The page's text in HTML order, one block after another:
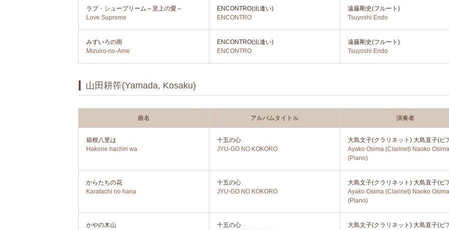
ラブ・シュープリーム～至上の愛～
Love Supreme
ENCONTRO(出逢い)
ENCONTRO
遠藤剛史(フルート)
Tsuyoshi Endo
みずいろの雨
Mizuiro-no-Ame
ENCONTRO(出逢い)
ENCONTRO
遠藤剛史(フルート)
Tsuyoshi Endo
山田耕筰(Yamada, Kosaku)
曲名 アルバムタイトル 演奏者
箱根八里は
Hakone hachiri wa
十五の心
JYU-GO NO KOKORO
大島文子(クラリネット) 大島直子(ピ
Ayako Osima (Clarinet) Naoko Osima
(Piano)
からたちの花
Karatachi no hana
十五の心
JYU-GO NO KOKORO
大島文子(クラリネット) 大島直子(ピ
Ayako Osima (Clarinet) Naoko Osima
(Piano)
かやの木山
十五の心
大島文子(クラリネット) 大島直子(ピ